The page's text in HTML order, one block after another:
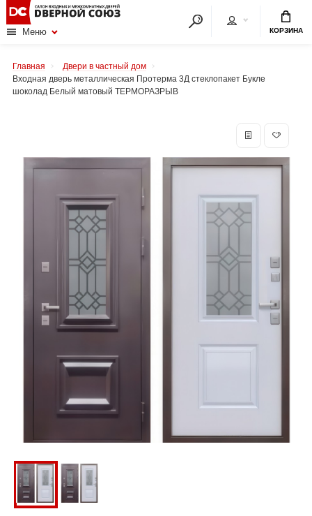
Меню КОРЗИНА
Главная
Двери в частный дом
Входная дверь металлическая Протерма 3Д стеклопакет Букле
шоколад Белый матовый ТЕРМОРАЗРЫВ